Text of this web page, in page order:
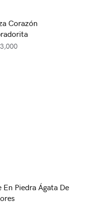
Corazón
En Piedra Ágata De